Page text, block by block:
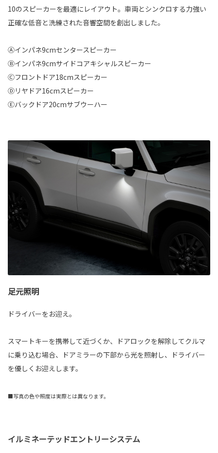
10のスピーカーを最適にレイアウト。車両とシンクロする力強い
正確な低音と洗練された音響空間を創出しました。
Ⓐインパネ9cmセンタースピーカー
Ⓑインパネ9cmサイドコアキシャルスピーカー
Ⓒフロントドア18cmスピーカー
Ⓓリヤドア16cmスピーカー
Ⓔバックドア20cmサブウーハー
足元照明
ドライバーをお迎え。
スマートキーを携帯して近づくか、ドアロックを解除してクルマ
に乗り込む場合、ドアミラーの下部から光を照射し、ドライバー
を優しくお迎えします。
■写真の色や照度は実際とは異なります。
イルミネーテッドエントリーシステム